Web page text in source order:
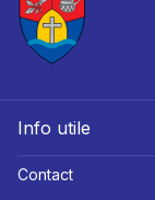
Info utile
Contact